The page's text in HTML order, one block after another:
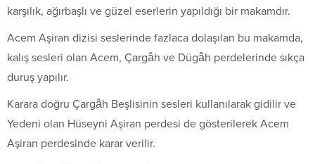
karşılık, ağırbaşlı ve güzel eserlerin yapıldığı bir makamdır.
Acem Aşiran dizisi seslerinde fazlaca dolaşılan bu makamda,
kalış sesleri olan Acem, Çargâh ve Dügâh perdelerinde sıkça
duruş yapılır.
Karara doğru Çargâh Beşlisinin sesleri kullanılarak gidilir ve
Yedeni olan Hüseyni Aşiran perdesi de gösterilerek Acem
Aşiran perdesinde karar verilir.